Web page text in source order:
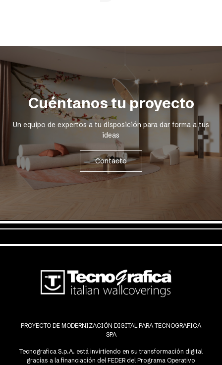
Cuéntanos tu proyecto
Un equipo de expertos a tu disposición para dar forma a tus
ideas
Contacto
PROYECTO DE MODERNIZACIÓN DIGITAL PARA TECNOGRAFICA
SPA
Tecnografica S.p.A. está invirtiendo en su transformación digital
gracias a la financiación del FEDER del Programa Operativo